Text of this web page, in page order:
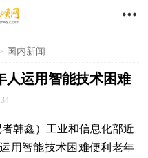

国内新闻
人运用智能技术困难
韩鑫）工业和信息化部近
用智能技术困难便利老年